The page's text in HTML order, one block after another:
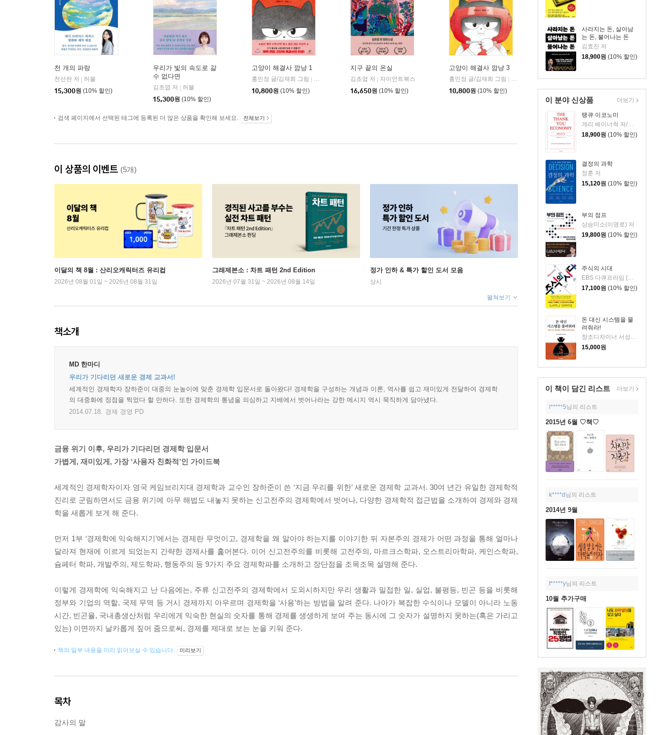
사라지는 돈, 살아남
는 돈, 불어나는 돈
김효진 저
18,900원 (10% 할인)
이 분야 신상품
땡큐 이코노미
게리 베이너척 저/박선주 역
18,900원 (10% 할인)
결정의 과학
정훈 저
15,120원 (10% 할인)
부의 점프
상승미소(이명로) 저
19,800원 (10% 할인)
주식의 시대
EBS 다큐프라임 [주식의 시대] 제작진 저
17,100원 (10% 할인)
돈 대신 시스템을 물
려줘라!
창조디자이너 서성필 저
15,000원
더보기
이 책이 담긴 리스트 더보기
l*****5님의 리스트
2015년 6월 ♡책♡
k****d 님의 리스트
2014년 9월
f*****y님의 리스트
10월 추가구매
천 개의 파랑
천선란 저
허블
15,300원 (10% 할인)
우리가 빛의 속도로 갈
수 없다면
김초엽 저
허블
15,300원 (10% 할인)
고양이 해결사 깜냥 1
홍민정 글/김재희 그림
창비
10,800원 (10% 할인)
지구 끝의 온실
김초엽 저
자이언트북스
16,650원 (10% 할인)
고양이 해결사 깜냥 3
홍민정 글/김재희 그림
창비
10,800원 (10% 할인)
검색 페이지에서 선택된 태그에 등록된 더 많은 상품을 확인해 보세요. 전체보기
이 상품의 이벤트 (5개)
이달의 책 8월 : 산리오캐릭터즈 유리컵
2026년 08월 01일 ~ 2026년 08월 31일
그래제본소 : 차트 패턴 2nd Edition
2026년 07월 31일 ~ 2026년 08월 14일
정가 인하 & 특가 할인 도서 모음
상시
펼쳐보기
책소개
MD 한마디
우리가 기다리던 새로운 경제 교과서!
세계적인 경제학자 장하준이 대중의 눈높이에 맞춘 경제학 입문서로 돌아왔다! 경제학을 구성하는 개념과 이론, 역사를 쉽고 재미있게 전달하여 경제학
의 대중화에 정점을 찍었다 할 만하다. 또한 경제학의 통념을 의심하고 지배에서 벗어나라는 강한 메시지 역시 묵직하게 담아냈다.
2014.07.18. 경제 경영 PD
금융 위기 이후, 우리가 기다리던 경제학 입문서
가볍게, 재미있게, 가장 ‘사용자 친화적’인 가이드북
세계적인 경제학자이자 영국 케임브리지대 경제학과 교수인 장하준이 쓴 ‘지금 우리를 위한’ 새로운 경제학 교과서. 30여 년간 유일한 경제학적
진리로 군림하면서도 금융 위기에 아무 해법도 내놓지 못하는 신고전주의 경제학에서 벗어나, 다양한 경제학적 접근법을 소개하여 경제와 경제
학을 새롭게 보게 해 준다.
먼저 1부 ‘경제학에 익숙해지기’에서는 경제란 무엇이고, 경제학을 왜 알아야 하는지를 이야기한 뒤 자본주의 경제가 어떤 과정을 통해 얼마나
달라져 현재에 이르게 되었는지 간략한 경제사를 훑어본다. 이어 신고전주의를 비롯해 고전주의, 마르크스학파, 오스트리아학파, 케인스학파,
슘페터 학파, 개발주의, 제도학파, 행동주의 등 9가지 주요 경제학파를 소개하고 장단점을 조목조목 설명해 준다.
이렇게 경제학에 익숙해지고 난 다음에는, 주류 신고전주의 경제학에서 도외시하지만 우리 생활과 밀접한 일, 실업, 불평등, 빈곤 등을 비롯해
정부와 기업의 역할, 국제 무역 등 거시 경제까지 아우르며 경제학을 ‘사용’하는 방법을 알려 준다. 나아가 복잡한 수식이나 모델이 아니라 노동
시간, 빈곤율, 국내총생산처럼 우리에게 익숙한 현실의 숫자를 통해 경제를 생생하게 보여 주는 동시에 그 숫자가 설명하지 못하는(혹은 가리고
있는) 이면까지 날카롭게 짚어 줌으로써, 경제를 제대로 보는 눈을 키워 준다.
책의 일부 내용을 미리 읽어보실 수 있습니다. 미리보기
목차
감사의 말